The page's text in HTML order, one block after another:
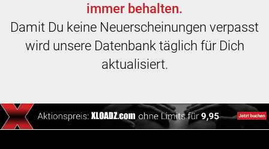
immer behalten.
Damit Du keine Neuerscheinungen verpasst
wird unsere Datenbank täglich für Dich
aktualisiert.